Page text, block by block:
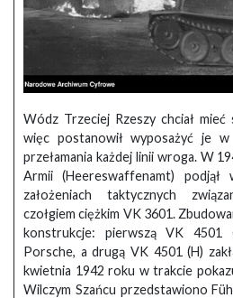
Wódz Trzeciej Rzeszy chciał
więc postanowił wyposażyć je
przełamania każdej linii wroga. W
Armii (Heereswaffenamt)
założeniach taktycznych
czołgiem ciężkim VK 3601.
konstrukcje: pierwszą VK 4501
Porsche, a drugą VK 4501 (H)
kwietnia 1942 roku w trakcie
Wilczym Szańcu przedstawiono